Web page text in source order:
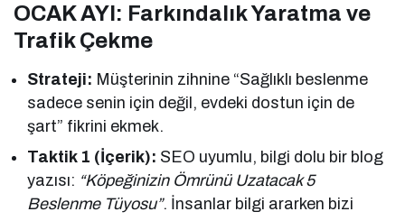
OCAK AYI: Farkındalık Yaratma ve
Trafik Çekme
Strateji: Müşterinin zihnine “Sağlıklı beslenme
sadece senin için değil, evdeki dostun için de
şart” fikrini ekmek.
Taktik 1 (İçerik): SEO uyumlu, bilgi dolu bir blog
yazısı: “Köpeğinizin Ömrünü Uzatacak 5
Beslenme Tüyosu”. İnsanlar bilgi ararken bizi